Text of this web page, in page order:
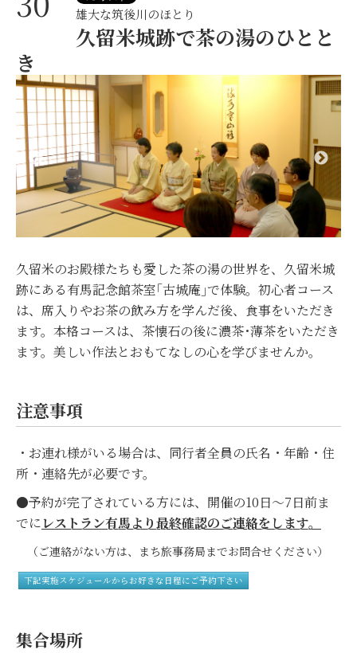
雄大な筑後川のほとり
久留米城跡で茶の湯のひとと
き
久留米のお殿様たちも愛した茶の湯の世界を、久留米城
跡にある有馬記念館茶室｢古城庵｣で体験。初心者コース
は、席入りやお茶の飲み方を学んだ後、食事をいただき
ます。本格コースは、茶懐石の後に濃茶･薄茶をいただき
ます。美しい作法とおもてなしの心を学びませんか。
注意事項
・お連れ様がいる場合は、同行者全員の氏名・年齢・住
所・連絡先が必要です。
●予約が完了されている方には、開催の10日～7日前ま
でにレストラン有馬より最終確認のご連絡をします。
（ご連絡がない方は、まち旅事務局までお問合せください）
下記実施スケジュールからお好きな日程にご予約下さい
集合場所